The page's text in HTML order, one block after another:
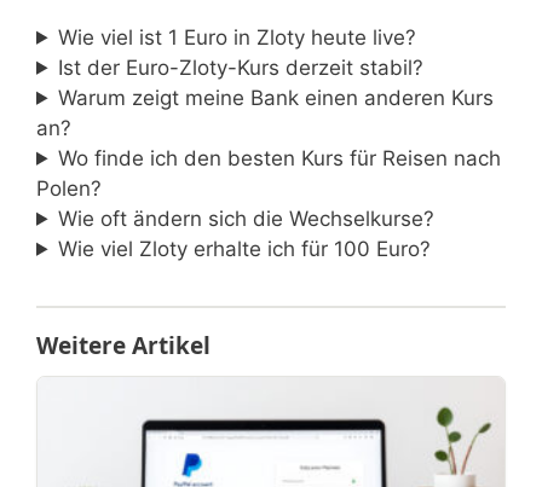
Wie viel ist 1 Euro in Zloty heute live?
Ist der Euro-Zloty-Kurs derzeit stabil?
Warum zeigt meine Bank einen anderen Kurs
an?
Wo finde ich den besten Kurs für Reisen nach
Polen?
Wie oft ändern sich die Wechselkurse?
Wie viel Zloty erhalte ich für 100 Euro?
Weitere Artikel